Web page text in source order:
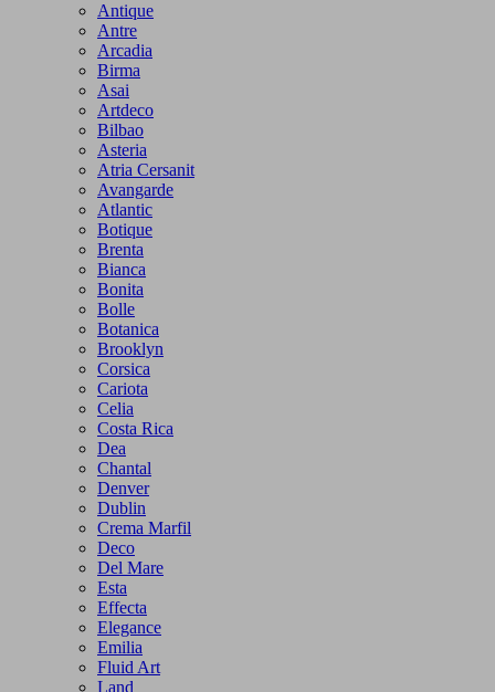
Antique
Antre
Arcadia
Birma
Asai
Artdeco
Bilbao
Asteria
Atria Cersanit
Avangarde
Atlantic
Botique
Brenta
Bianca
Bonita
Bolle
Botanica
Brooklyn
Corsica
Cariota
Celia
Costa Rica
Dea
Chantal
Denver
Dublin
Crema Marfil
Deco
Del Mare
Esta
Effecta
Elegance
Emilia
Fluid Art
Land